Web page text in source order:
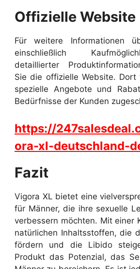
Offizielle Website
Für weitere Informationen
einschließlich
detaillierter
Sie die offizielle Website. Dort
spezielle Angebote und
Bedürfnisse der Kunden
https://
ora-xl-deutschland-
Fazit
Vigora XL bietet eine
für Männer, die ihre sexuelle
verbessern möchten. Mit einer
natürlichen Inhaltsstoffen, die
fördern und die Libido
Produkt das Potenzial, das